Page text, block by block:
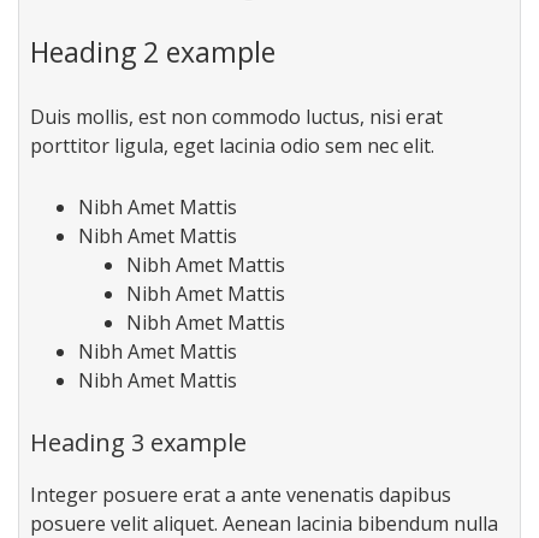
Heading 2 example
Duis mollis, est non commodo luctus, nisi erat
porttitor ligula, eget lacinia odio sem nec elit.
Nibh Amet Mattis
Nibh Amet Mattis
Nibh Amet Mattis
Nibh Amet Mattis
Nibh Amet Mattis
Nibh Amet Mattis
Nibh Amet Mattis
Heading 3 example
Integer posuere erat a ante venenatis dapibus
posuere velit aliquet. Aenean lacinia bibendum nulla